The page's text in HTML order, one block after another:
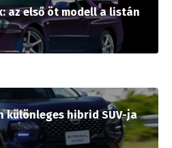
az első öt modell a listán
különleges hibrid SUV-ja